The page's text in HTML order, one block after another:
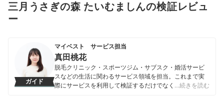
三月うさぎの森 たいむましんの検証レビュ
ー
ガイド
マイベスト サービス担当
真田桃花
脱毛クリニック・スポーツジム・サブスク・婚活サービ
スなどの生活に関わるサービス領域を担当。これまで実
際にサービスを利用して検証するだけでなく、医師や婚
…続きを読む